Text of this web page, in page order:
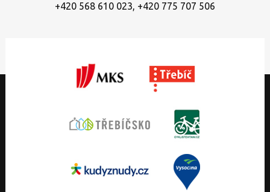
+420 568 610 023, +420 775 707 506